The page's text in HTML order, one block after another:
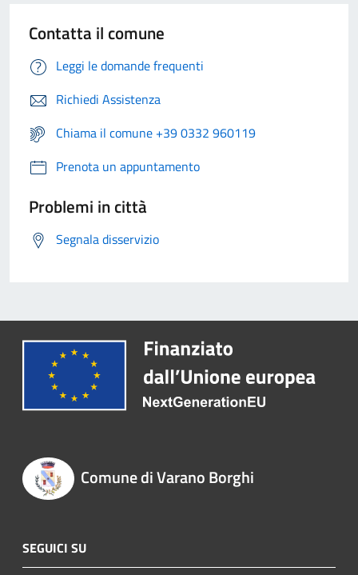
Contatta il comune
Leggi le domande frequenti
Richiedi Assistenza
Chiama il comune +39 0332 960119
Prenota un appuntamento
Problemi in città
Segnala disservizio
Comune di Varano Borghi
SEGUICI SU